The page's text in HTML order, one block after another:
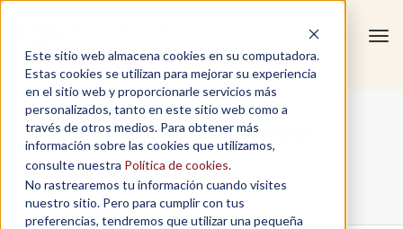
Este sitio web almacena cookies en su computadora.
Estas cookies se utilizan para mejorar su experiencia
en el sitio web y proporcionarle servicios más
personalizados, tanto en este sitio web como a
través de otros medios. Para obtener más
información sobre las cookies que utilizamos,
consulte nuestra Política de cookies.
No rastrearemos tu información cuando visites
nuestro sitio. Pero para cumplir con tus
preferencias, tendremos que utilizar una pequeña
Sales Negotiation
Home / Sales Negotiation